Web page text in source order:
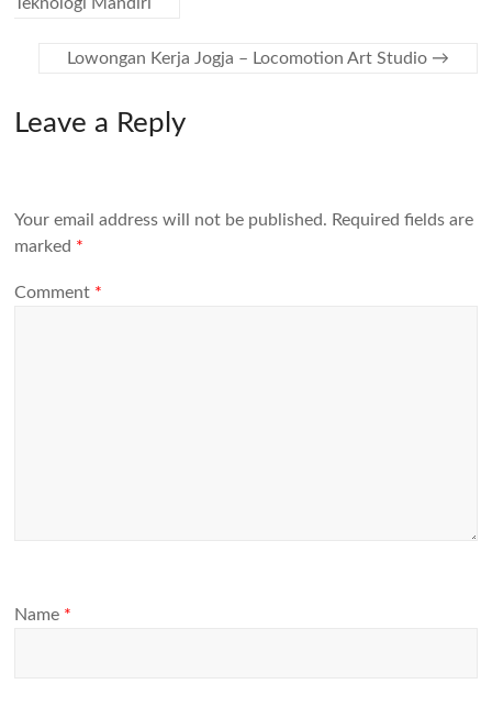
Lowongan Kerja Jogja – Locomotion Art Studio →
Leave a Reply
Your email address will not be published. Required fields are
marked *
Comment *
Name *